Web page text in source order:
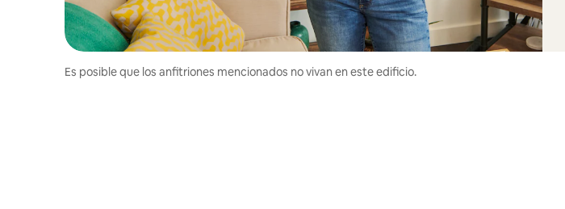
Es posible que los anfitriones mencionados no vivan en este edificio.